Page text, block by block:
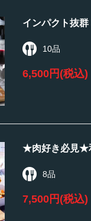
インパクト抜
10品
6,500円 (税込)
★肉好き必見★
8品
7,500円 (税込)